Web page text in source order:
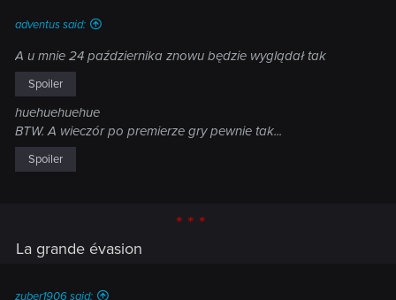
adventus said:
A u mnie 24 października znowu będzie wyglądał tak
Spoiler
huehuehuehue
BTW. A wieczór po premierze gry pewnie tak...
Spoiler
* * *
La grande évasion
zuber1906 said: